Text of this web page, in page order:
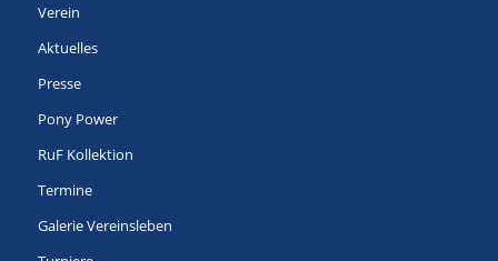
Verein
Aktuelles
Presse
Pony Power
RuF Kollektion
Termine
Galerie Vereinsleben